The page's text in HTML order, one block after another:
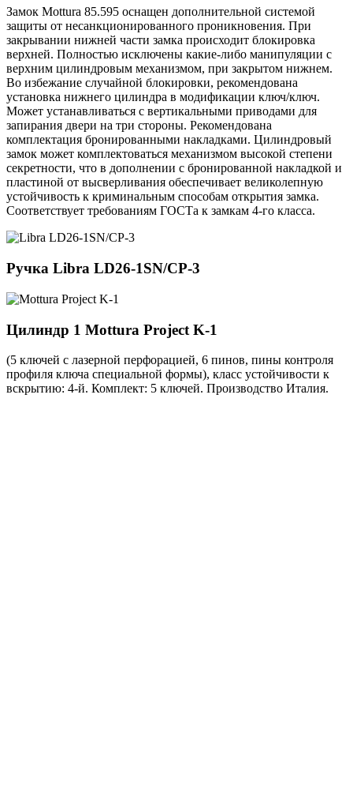
Замок Mottura 85.595 оснащен дополнительной системой
защиты от несанкционированного проникновения. При
закрывании нижней части замка происходит блокировка
верхней. Полностью исключены какие-либо манипуляции с
верхним цилиндровым механизмом, при закрытом нижнем.
Во избежание случайной блокировки, рекомендована
установка нижнего цилиндра в модификации ключ/ключ.
Может устанавливаться с вертикальными приводами для
запирания двери на три стороны. Рекомендована
комплектация бронированными накладками. Цилиндровый
замок может комплектоваться механизмом высокой степени
секретности, что в дополнении с бронированной накладкой и
пластиной от высверливания обеспечивает великолепную
устойчивость к криминальным способам открытия замка.
Соответствует требованиям ГОСТа к замкам 4-го класса.
Ручка Libra LD26-1SN/CP-3
Цилиндр 1 Mottura Project K-1
(5 ключей с лазерной перфорацией, 6 пинов, пины контроля
профиля ключа специальной формы), класс устойчивости к
вскрытию: 4-й. Комплект: 5 ключей. Производство Италия.